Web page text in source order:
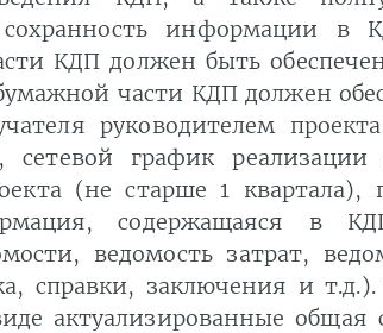
информации в
КДП должен быть
части КДП должен
руководителем
график реализации
(не старше 1 квартала),
содержащаяся в
ведомость затрат,
справки, заключения и т.д.).
актуализированные общая